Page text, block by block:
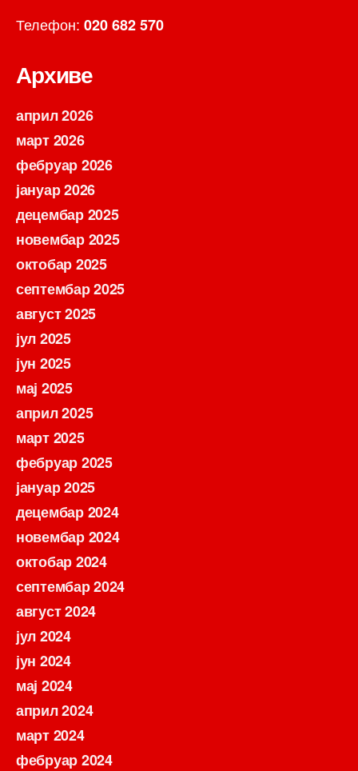
Телефон: 020 682 570
Архиве
април 2026
март 2026
фебруар 2026
јануар 2026
децембар 2025
новембар 2025
октобар 2025
септембар 2025
август 2025
јул 2025
јун 2025
мај 2025
април 2025
март 2025
фебруар 2025
јануар 2025
децембар 2024
новембар 2024
октобар 2024
септембар 2024
август 2024
јул 2024
јун 2024
мај 2024
април 2024
март 2024
фебруар 2024